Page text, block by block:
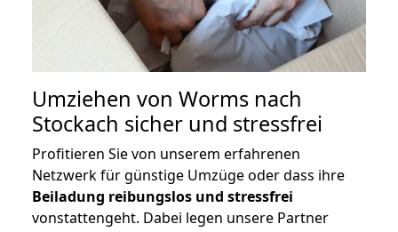
Umziehen von Worms nach
Stockach sicher und stressfrei
Profitieren Sie von unserem erfahrenen
Netzwerk für günstige Umzüge oder dass ihre
Beiladung reibungslos und stressfrei
vonstattengeht. Dabei legen unsere Partner